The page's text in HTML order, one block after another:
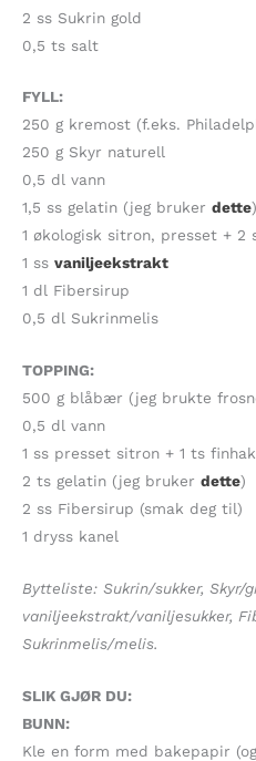
2 ss Sukrin gold
0,5 ts salt
FYLL:
250 g kremost (f.eks.
250 g Skyr naturell
0,5 dl vann
1,5 ss gelatin (jeg bruker dette)
1 økologisk sitron, presset + 2
1 ss vaniljeekstrakt
1 dl Fibersirup
0,5 dl Sukrinmelis
TOPPING:
500 g blåbær (jeg brukte
0,5 dl vann
1 ss presset sitron + 1 ts
2 ts gelatin (jeg bruker dette)
2 ss Fibersirup (smak deg til)
1 dryss kanel
Bytteliste: Sukrin/sukker, Skyr/
vaniljeekstrakt/vaniljesukker,
Sukrinmelis/melis.
SLIK GJØR DU:
BUNN:
Kle en form med bakepapir